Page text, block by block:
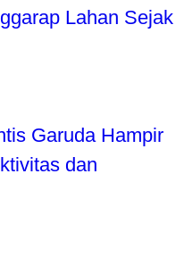
Lahan Sejak
Garuda Hampir
dan